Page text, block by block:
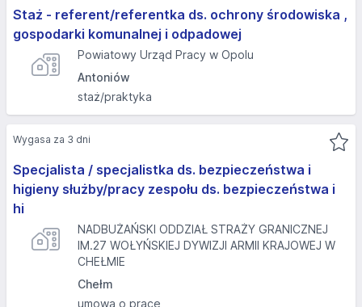
Staż - referent/referentka ds. ochrony środowiska ,
gospodarki komunalnej i odpadowej
Powiatowy Urząd Pracy w Opolu
Antoniów
staż/praktyka
Specjalista / specjalistka ds. bezpieczeństwa i
higieny służby/pracy zespołu ds. bezpieczeństwa i
hi
NADBUŻAŃSKI ODDZIAŁ STRAŻY GRANICZNEJ
IM.27 WOŁYŃSKIEJ DYWIZJI ARMII KRAJOWEJ W
CHEŁMIE
Chełm
umowa o pracę
Wygasa za 3 dni